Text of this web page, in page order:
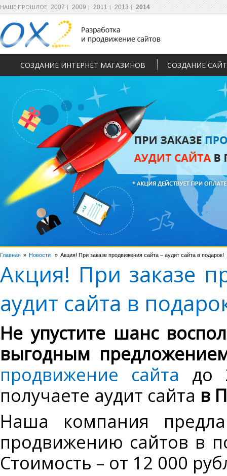
СОЗДАНИЕ ИНТЕРНЕТ МАГАЗИНОВ СОЗДАНИЕ
НАШЕ ПРОШЛОЕ 2007 2009 2011 2013 2014
Главная Новости Акция! При заказе продвижения сайта – аудит сайта в подарок!
Акция! При заказе
аудит сайта в
Не упустите шанс
выгодным
продвижение сайта до
получаете аудит сайта в
Наша компания
продвижению сайтов в
Стоимость – от 12 000